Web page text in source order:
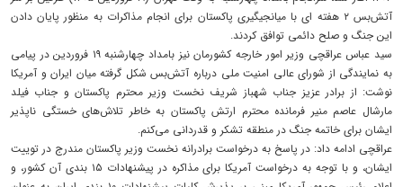
آتش‌بس ۲ هفته ای با میانجیگیری پاکستان برای انجام مذاکرات به منظور پایان دادن
این جنگ و صلح دائمی توافق کردند.
سید عباس عراقچی وزیر امور خارجه کشورمان نیز بامداد چهارشنبه ۱۹ فروردین در پیامی
به نمایندگی از شورای عالی امنیت ملی درباره آتش‌بس شکل‌ گرفته میان ایران و آمریکا
نوشت: از برادر عزیز جناب شهباز شریف نخست وزیر محترم پاکستان و جناب فیلد
مارشال عاصم منیر فرمانده محترم ارتش پاکستان به خاطر تلاش‌های خستگی ناپذیر
ایشان برای خاتمه جنگ در منطقه تشکر و قدردانی می‌کنم.
عراقچی ادامه داد: در پاسخ به درخواست برادرانه نخست وزیر پاکستان مندرج در توییت
ایشان، و با توجه به درخواست آمریکا برای مذاکره در پیشنهادات ۱۵ بندی آن کشور، و